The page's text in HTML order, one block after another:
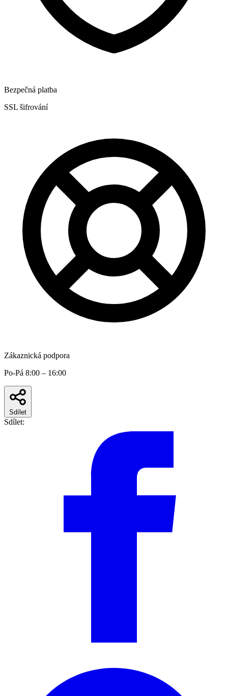
Bezpečná platba
SSL šifrování
Zákaznická podpora
Po-Pá 8:00 – 16:00
Sdílet
Sdílet: